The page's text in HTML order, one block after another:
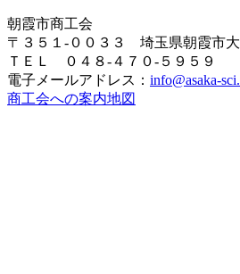
朝霞市商工会
〒３５１-００３３ 埼玉県朝霞市大
ＴＥＬ ０４８-４７０-５９５
電子メールアドレス： info@asaka-
商工会への案内地図